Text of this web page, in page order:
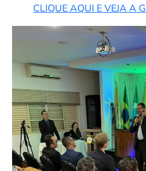
CLIQUE AQUI E VEJA A